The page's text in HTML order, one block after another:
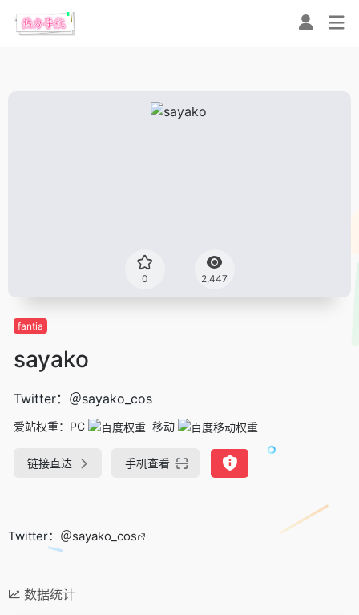
0 2,447
fantia
sayako
Twitter：＠sayako_cos
爱站权重： PC 移动
链接直达 手机查看
Twitter： ＠sayako_cos
数据统计